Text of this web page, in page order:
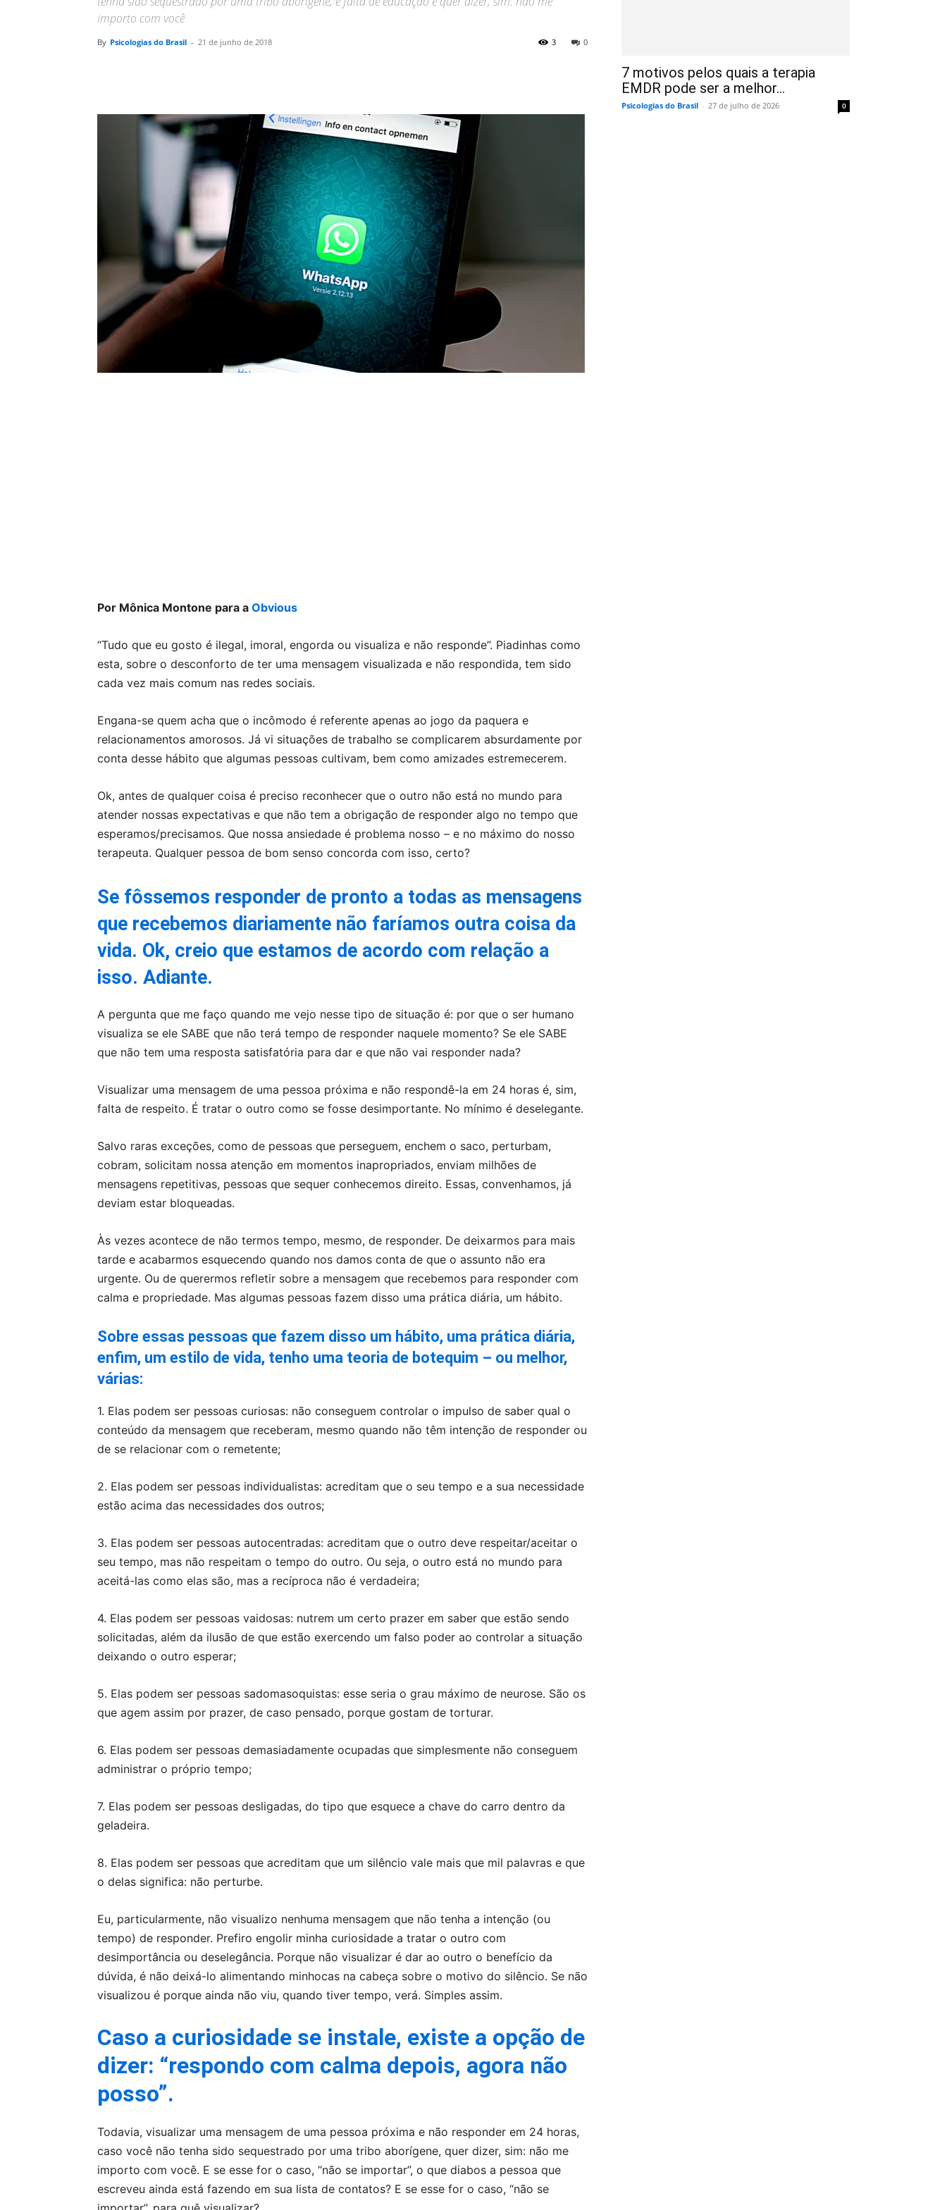
importo com você
By Psicologias do Brasil - 21 de junho de 2018 0
3
Por Mônica Montone para a Obvious
“Tudo que eu gosto é ilegal, imoral, engorda ou visualiza e não responde”. Piadinhas como
esta, sobre o desconforto de ter uma mensagem visualizada e não respondida, tem sido
cada vez mais comum nas redes sociais.
Engana-se quem acha que o incômodo é referente apenas ao jogo da paquera e
relacionamentos amorosos. Já vi situações de trabalho se complicarem absurdamente por
conta desse hábito que algumas pessoas cultivam, bem como amizades estremecerem.
Ok, antes de qualquer coisa é preciso reconhecer que o outro não está no mundo para
atender nossas expectativas e que não tem a obrigação de responder algo no tempo que
esperamos/precisamos. Que nossa ansiedade é problema nosso – e no máximo do nosso
terapeuta. Qualquer pessoa de bom senso concorda com isso, certo?
Se fôssemos responder de pronto a todas as mensagens
que recebemos diariamente não faríamos outra coisa da
vida. Ok, creio que estamos de acordo com relação a
isso. Adiante.
A pergunta que me faço quando me vejo nesse tipo de situação é: por que o ser humano
visualiza se ele SABE que não terá tempo de responder naquele momento? Se ele SABE
que não tem uma resposta satisfatória para dar e que não vai responder nada?
Visualizar uma mensagem de uma pessoa próxima e não respondê-la em 24 horas é, sim,
falta de respeito. É tratar o outro como se fosse desimportante. No mínimo é deselegante.
Salvo raras exceções, como de pessoas que perseguem, enchem o saco, perturbam,
cobram, solicitam nossa atenção em momentos inapropriados, enviam milhões de
mensagens repetitivas, pessoas que sequer conhecemos direito. Essas, convenhamos, já
deviam estar bloqueadas.
Às vezes acontece de não termos tempo, mesmo, de responder. De deixarmos para mais
tarde e acabarmos esquecendo quando nos damos conta de que o assunto não era
urgente. Ou de querermos refletir sobre a mensagem que recebemos para responder com
calma e propriedade. Mas algumas pessoas fazem disso uma prática diária, um hábito.
Sobre essas pessoas que fazem disso um hábito, uma prática diária,
enfim, um estilo de vida, tenho uma teoria de botequim – ou melhor,
várias:
1. Elas podem ser pessoas curiosas: não conseguem controlar o impulso de saber qual o
conteúdo da mensagem que receberam, mesmo quando não têm intenção de responder ou
de se relacionar com o remetente;
2. Elas podem ser pessoas individualistas: acreditam que o seu tempo e a sua necessidade
estão acima das necessidades dos outros;
3. Elas podem ser pessoas autocentradas: acreditam que o outro deve respeitar/aceitar o
seu tempo, mas não respeitam o tempo do outro. Ou seja, o outro está no mundo para
aceitá-las como elas são, mas a recíproca não é verdadeira;
4. Elas podem ser pessoas vaidosas: nutrem um certo prazer em saber que estão sendo
solicitadas, além da ilusão de que estão exercendo um falso poder ao controlar a situação
deixando o outro esperar;
5. Elas podem ser pessoas sadomasoquistas: esse seria o grau máximo de neurose. São os
que agem assim por prazer, de caso pensado, porque gostam de torturar.
6. Elas podem ser pessoas demasiadamente ocupadas que simplesmente não conseguem
administrar o próprio tempo;
7. Elas podem ser pessoas desligadas, do tipo que esquece a chave do carro dentro da
geladeira.
8. Elas podem ser pessoas que acreditam que um silêncio vale mais que mil palavras e que
o delas significa: não perturbe.
Eu, particularmente, não visualizo nenhuma mensagem que não tenha a intenção (ou
tempo) de responder. Prefiro engolir minha curiosidade a tratar o outro com
desimportância ou deselegância. Porque não visualizar é dar ao outro o benefício da
dúvida, é não deixá-lo alimentando minhocas na cabeça sobre o motivo do silêncio. Se não
visualizou é porque ainda não viu, quando tiver tempo, verá. Simples assim.
Caso a curiosidade se instale, existe a opção de
dizer: “respondo com calma depois, agora não
posso”.
Todavia, visualizar uma mensagem de uma pessoa próxima e não responder em 24 horas,
caso você não tenha sido sequestrado por uma tribo aborígene, quer dizer, sim: não me
importo com você. E se esse for o caso, “não se importar”, o que diabos a pessoa que
escreveu ainda está fazendo em sua lista de contatos? E se esse for o caso, “não se
7 motivos pelos quais a terapia
EMDR pode ser a melhor...
Psicologias do Brasil - 27 de julho de 2026 0